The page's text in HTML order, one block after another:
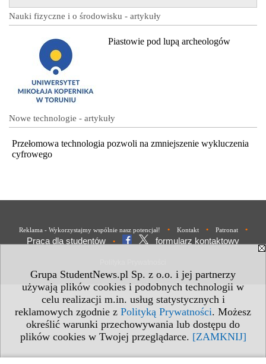
Grupa StudentNews.pl Sp. z o.o. i jej partnerzy
używają plików cookies i podobnych technologii w
celu realizacji m.in. usług statystycznych i
reklamowych zgodnie z Polityką Prywatności. Możesz
określić warunki przechowywania lub dostępu do
plików cookies w Twojej przeglądarce. [ZAMKNIJ]
Nauki fizyczne i o środowisku - artykuły
Piastowie pod lupą archeologów
Nowe technologie - artykuły
Przełomowa technologia pozwoli na zmniejszenie wykluczenia
cyfrowego
Reklama - Wykorzystajmy wspólnie nasz potencjał! • Kontakt • Patronat •
Praca dla studentów • formularz kontaktowy